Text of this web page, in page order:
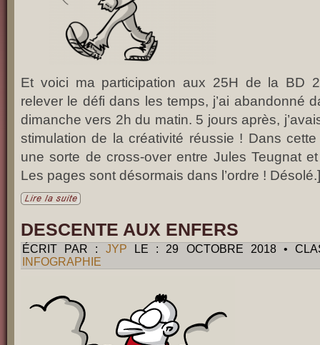
Et voici ma participation aux 25H de la BD
relever le défi dans les temps, j’ai abandonné
dimanche vers 2h du matin. 5 jours après,
stimulation de la créativité réussie ! Dans cette
une sorte de cross-over entre Jules Teugnat
Les pages sont désormais dans l’ordre ! Désolé.]
DESCENTE AUX ENFERS
ÉCRIT PAR : JYP LE : 29 OCTOBRE 2018 •
INFOGRAPHIE